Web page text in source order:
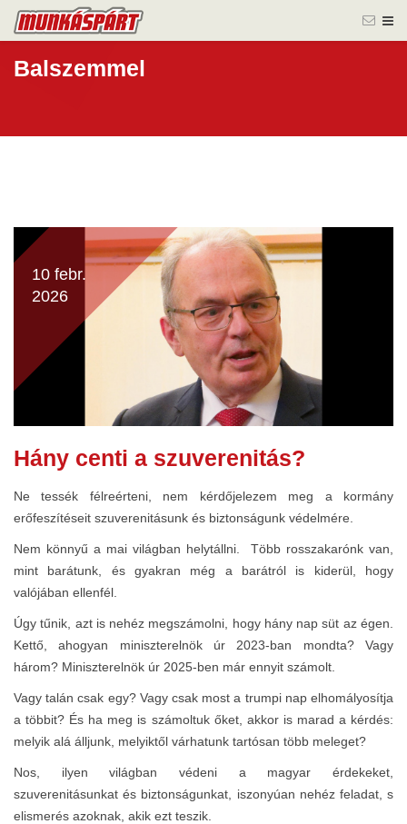
Balszemmel
10 febr.
2026
Hány centi a szuverenitás?
Ne tessék félreérteni, nem kérdőjelezem meg a kormány
erőfeszítéseit szuverenitásunk és biztonságunk védelmére.
Nem könnyű a mai világban helytállni. Több rosszakarónk van,
mint barátunk, és gyakran még a barátról is kiderül, hogy
valójában ellenfél.
Úgy tűnik, azt is nehéz megszámolni, hogy hány nap süt az égen.
Kettő, ahogyan miniszterelnök úr 2023-ban mondta? Vagy
három? Miniszterelnök úr 2025-ben már ennyit számolt.
Vagy talán csak egy? Vagy csak most a trumpi nap elhomályosítja
a többit? És ha meg is számoltuk őket, akkor is marad a kérdés:
melyik alá álljunk, melyiktől várhatunk tartósan több meleget?
Nos, ilyen világban védeni a magyar érdekeket,
szuverenitásunkat és biztonságunkat, iszonyúan nehéz feladat, s
elismerés azoknak, akik ezt teszik.